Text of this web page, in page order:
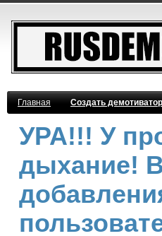
Главная Создать демотиватор
УРА!!! У
дыхание!